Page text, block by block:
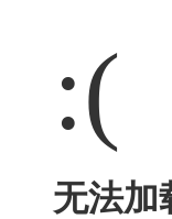
:(
无法加